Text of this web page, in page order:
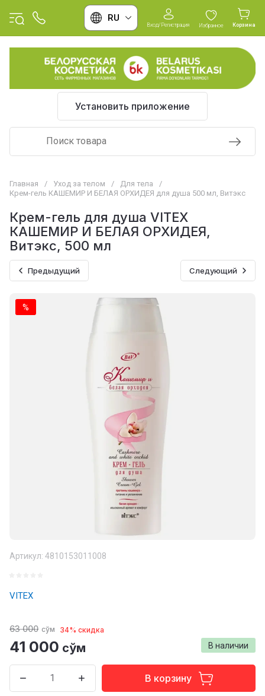
RU
Вход/Регистрация Избранное Корзина
Установить приложение
Главная / Уход за телом / Для тела
/
Крем-гель КАШЕМИР И БЕЛАЯ ОРХИДЕЯ для душа 500 мл, Витэкс
Крем-гель для душа VITEX
КАШЕМИР И БЕЛАЯ ОРХИДЕЯ,
Витэкс, 500 мл
Предыдущий Следующий
%
Артикул: 4810153011008
VITEX
В наличии
63 000 сўм 34% скидка
41 000 сўм
В корзину